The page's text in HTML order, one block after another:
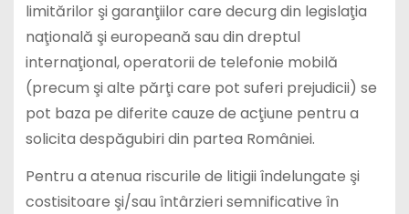
limitărilor şi garanţiilor care decurg din legislaţia
naţională şi europeană sau din dreptul
internaţional, operatorii de telefonie mobilă
(precum şi alte părţi care pot suferi prejudicii) se
pot baza pe diferite cauze de acţiune pentru a
solicita despăgubiri din partea României.
Pentru a atenua riscurile de litigii îndelungate şi
costisitoare şi/sau întârzieri semnificative în